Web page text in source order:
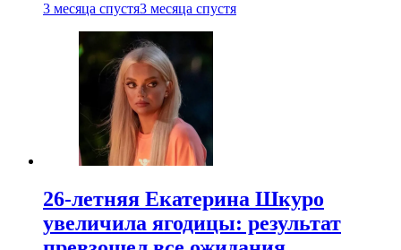
3 месяца спустя3 месяца спустя
26-летняя Екатерина Шкуро
увеличила ягодицы: результат